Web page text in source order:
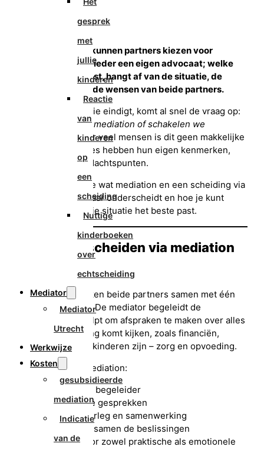
gesprek
met
jullie
kinderen
Reactie
van
kinderen
op
een
scheiding
Nuttige
kinderboeken
over
echtscheiding
Mediator
Mediator
Utrecht
Werkwijze
Kosten
gesubsidieerde
mediation
Indicatie
van de
25 januari 2026
Bij een scheiding kunnen partners kiezen voor
mediation of voor ieder een eigen advocaat; welke
vorm het beste past, hangt af van de situatie, de
communicatie en de wensen van beide partners.
Wanneer een relatie eindigt, komt al snel de vraag op:
gaan we samen in mediation of schakelen we
Voor veel mensen is dit geen makkelijke
keuze. Beide routes hebben hun eigen kenmerken,
voordelen en aandachtspunten.
In dit artikel lees je wat mediation en een scheiding via
advocaten van elkaar onderscheidt en hoe je kunt
bepalen wat in jullie situatie het beste past.
Wat houdt scheiden via mediation
Bij mediation werken beide partners samen met één
neutrale mediator. De mediator begeleidt de
gesprekken en helpt om afspraken te maken over alles
wat bij de scheiding komt kijken, zoals financiën,
wonen en – als er kinderen zijn – zorg en opvoeding.
Kenmerken van mediation:
één neutrale begeleider
gezamenlijke gesprekken
focus op overleg en samenwerking
jullie nemen samen de beslissingen
aandacht voor zowel praktische als emotionele